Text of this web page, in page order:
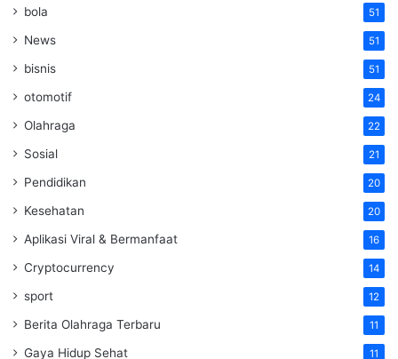
bola 51
News 51
bisnis 51
otomotif 24
Olahraga 22
Sosial 21
Pendidikan 20
Kesehatan 20
Aplikasi Viral & Bermanfaat 16
Cryptocurrency 14
sport 12
Berita Olahraga Terbaru 11
Gaya Hidup Sehat 11